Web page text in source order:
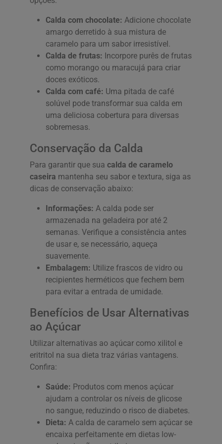
Calda com chocolate: Adicione chocolate
amargo derretido à sua mistura de
caramelo para um sabor irresistível.
Calda de frutas: Incorpore purês de frutas
como morango ou maracujá para criar
doces exóticos.
Calda com café: Uma pitada de café
solúvel pode transformar sua calda em
uma deliciosa cobertura para diversas
sobremesas.
Conservação da Calda
Para garantir que sua calda de caramelo
caseira mantenha seu sabor e textura, siga as
dicas de conservação abaixo:
Informações: A calda pode ser
armazenada na geladeira por até 2
semanas. Verifique a consistência antes
de usar e, se necessário, aqueça
suavemente.
Embalagem: Utilize frascos de vidro ou
recipientes herméticos que fechem bem
para evitar a entrada de umidade.
Benefícios de Usar Alternativas
ao Açúcar
Utilizar alternativas ao açúcar como xilitol e
eritritol na sua dieta traz várias vantagens.
Confira:
Saúde: Produtos com menos açúcar
ajudam a controlar os níveis de glicose
no sangue, reduzindo o risco de diabetes.
Dieta: A calda de caramelo sem açúcar se
encaixa perfeitamente em dietas low-